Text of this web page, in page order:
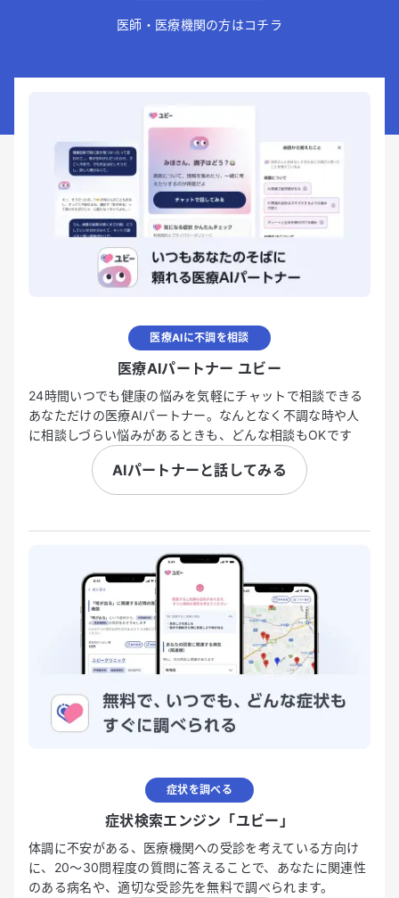
医師・医療機関の方はコチラ
医療AIに不調を相談
医療AIパートナー ユビー
24時間いつでも健康の悩みを気軽にチャットで相談できる
あなただけの医療AIパートナー。なんとなく不調な時や人
に相談しづらい悩みがあるときも、どんな相談もOKです
AIパートナーと話してみる
症状を調べる
症状検索エンジン「ユビー」
体調に不安がある、医療機関への受診を考えている方向け
に、20〜30問程度の質問に答えることで、あなたに関連性
のある病名や、適切な受診先を無料で調べられます。